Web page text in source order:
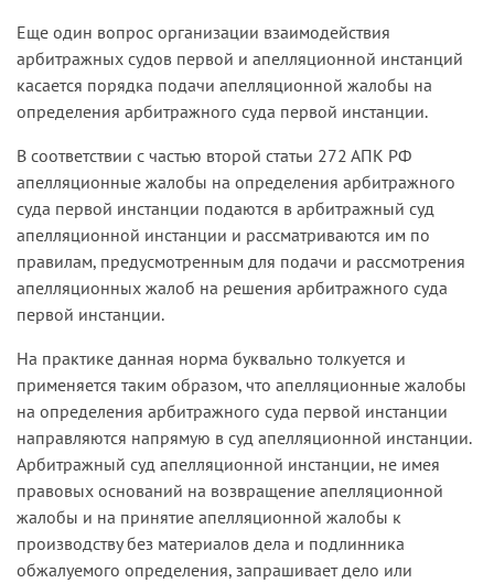
Еще один вопрос организации взаимодействия
арбитражных судов первой и апелляционной инстанций
касается порядка подачи апелляционной жалобы на
определения арбитражного суда первой инстанции.
В соответствии с частью второй статьи 272 АПК РФ
апелляционные жалобы на определения арбитражного
суда первой инстанции подаются в арбитражный суд
апелляционной инстанции и рассматриваются им по
правилам, предусмотренным для подачи и рассмотрения
апелляционных жалоб на решения арбитражного суда
первой инстанции.
На практике данная норма буквально толкуется и
применяется таким образом, что апелляционные жалобы
на определения арбитражного суда первой инстанции
направляются напрямую в суд апелляционной инстанции.
Арбитражный суд апелляционной инстанции, не имея
правовых оснований на возвращение апелляционной
жалобы и на принятие апелляционной жалобы к
производству без материалов дела и подлинника
обжалуемого определения, запрашивает дело или